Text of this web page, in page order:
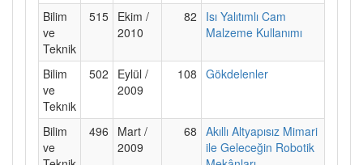
Bilim
ve
Teknik
515 Ekim /
2010
82
Isı Yalıtımlı Cam
Malzeme Kullanımı
Bilim
ve
Teknik
502
Eylül /
2009
108 Gökdelenler
Bilim
ve
496
Mart /
2009
68 Akıllı Altyapısız Mimari
ile Geleceğin Robotik